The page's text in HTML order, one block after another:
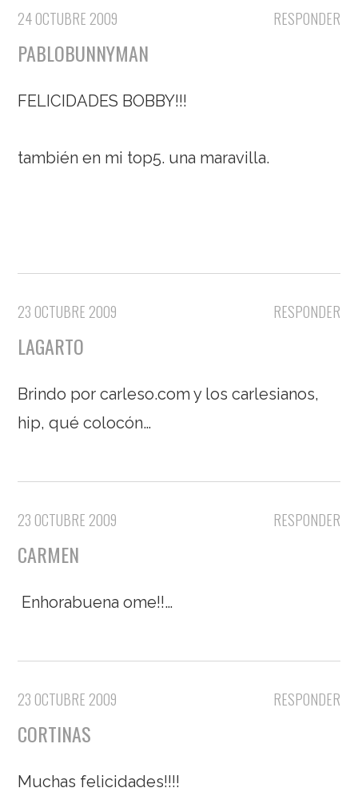
RESPONDER
24 OCTUBRE 2009
PABLOBUNNYMAN
FELICIDADES BOBBY!!!
también en mi top5. una maravilla.
RESPONDER
23 OCTUBRE 2009
LAGARTO
Brindo por carleso.com y los carlesianos,
hip, qué colocón…
RESPONDER
23 OCTUBRE 2009
CARMEN
Enhorabuena ome!!…
RESPONDER
23 OCTUBRE 2009
CORTINAS
Muchas felicidades!!!!